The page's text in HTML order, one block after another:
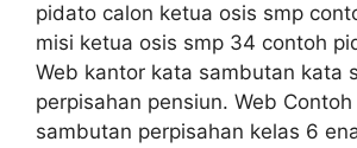
pidato calon ketua osis smp
misi ketua osis smp 34 contoh
Web kantor kata sambutan kata
perpisahan pensiun. Web
sambutan perpisahan kelas 6